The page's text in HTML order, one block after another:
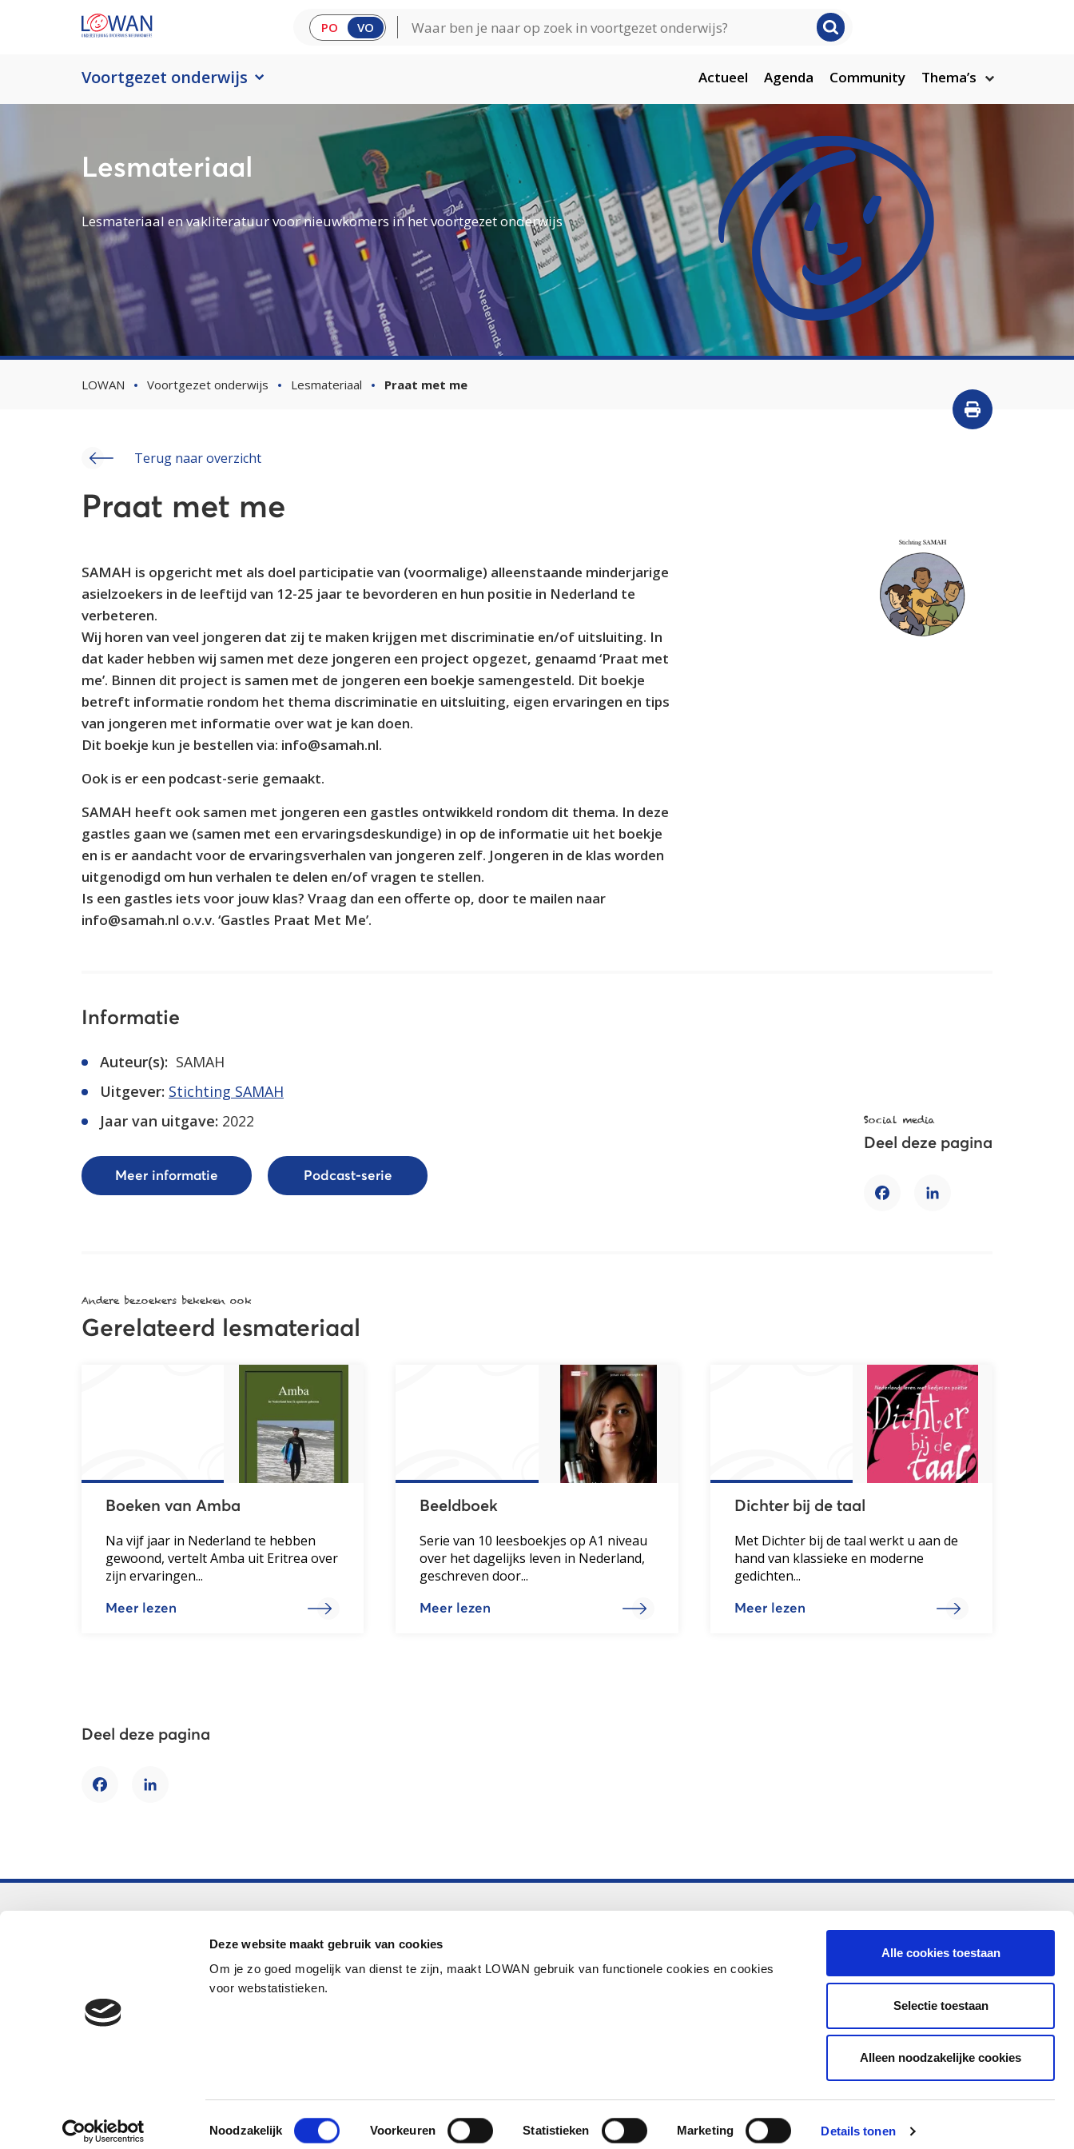
Deze website maakt gebruik van cookies
Om je zo goed mogelijk van dienst te zijn, maakt LOWAN gebruik van functionele cookies en cookies
voor webstatistieken.
Toestemmingsselectie
Noodzakelijk Voorkeuren Statistieken Marketing Details tonen
Alle cookies toestaan
Selectie toestaan
Alleen noodzakelijke cookies
PO VO
Voortgezet onderwijs Actueel Agenda Community Thema’s
Lesmateriaal
Lesmateriaal en vakliteratuur voor nieuwkomers in het voortgezet onderwijs
LOWAN Voortgezet onderwijs Lesmateriaal Praat met me
Terug naar overzicht
Praat met me
SAMAH is opgericht met als doel participatie van (voormalige) alleenstaande minderjarige
asielzoekers in de leeftijd van 12-25 jaar te bevorderen en hun positie in Nederland te
verbeteren.
Wij horen van veel jongeren dat zij te maken krijgen met discriminatie en/of uitsluiting. In
dat kader hebben wij samen met deze jongeren een project opgezet, genaamd ‘Praat met
me’. Binnen dit project is samen met de jongeren een boekje samengesteld. Dit boekje
betreft informatie rondom het thema discriminatie en uitsluiting, eigen ervaringen en tips
van jongeren met informatie over wat je kan doen.
Dit boekje kun je bestellen via: info@samah.nl.
Ook is er een podcast-serie gemaakt.
SAMAH heeft ook samen met jongeren een gastles ontwikkeld rondom dit thema. In deze
gastles gaan we (samen met een ervaringsdeskundige) in op de informatie uit het boekje
en is er aandacht voor de ervaringsverhalen van jongeren zelf. Jongeren in de klas worden
uitgenodigd om hun verhalen te delen en/of vragen te stellen.
Is een gastles iets voor jouw klas? Vraag dan een offerte op, door te mailen naar
info@samah.nl o.v.v. ‘Gastles Praat Met Me’.
Informatie
Auteur(s): SAMAH
Uitgever: Stichting SAMAH
Jaar van uitgave: 2022
Meer informatie Podcast-serie
Social media
Deel deze pagina
FacebookLinkedIn
Andere bezoekers bekeken ook
Gerelateerd lesmateriaal
Boeken van Amba
Na vijf jaar in Nederland te hebben
gewoond, vertelt Amba uit Eritrea over
zijn ervaringen...
Meer lezen
Beeldboek
Serie van 10 leesboekjes op A1 niveau
over het dagelijks leven in Nederland,
geschreven door...
Meer lezen
Dichter bij de taal
Met Dichter bij de taal werkt u aan de
hand van klassieke en moderne
gedichten...
Meer lezen
Deel deze pagina
FacebookLinkedIn